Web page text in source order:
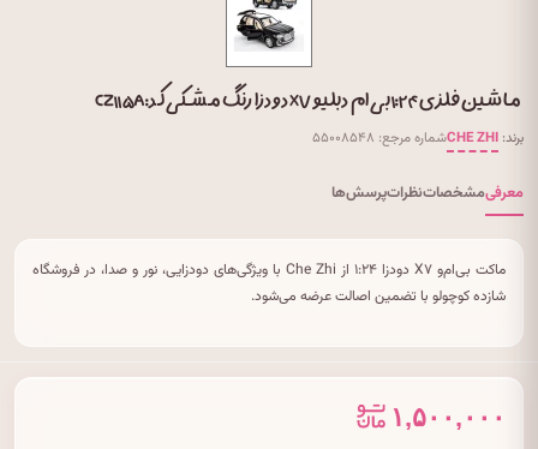
ماشین فلزی ۱:۲۴ بی ام دبلیو X۷ دودزا رنگ مشکی کد: CZ۱۱۵A
برند: CHE ZHIشماره مرجع: ۵۵۰۰۸۵۴۸
معرفیمشخصاتنظراتپرسش‌ها
ماکت بی‌ام‌و X۷ دودزا ۱:۲۴ از Che Zhi با ویژگی‌های دودزایی، نور و صدا، در فروشگاه
شازده کوچولو با تضمین اصالت عرضه می‌شود.
۱,۵۰۰,۰۰۰